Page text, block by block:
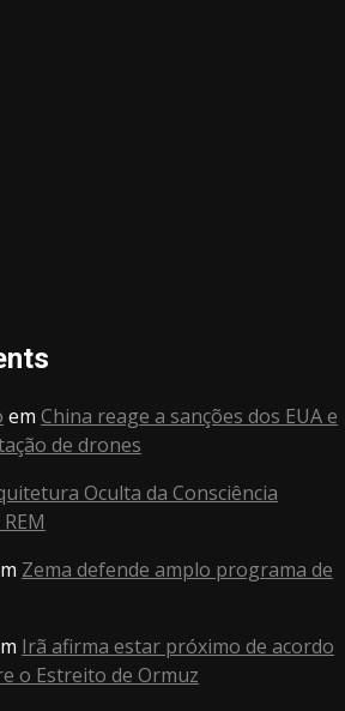
em China reage a sanções dos EUA e
de drones
Oculta da Consciência
Zema defende amplo programa de
Irã afirma estar próximo de acordo
o Estreito de Ormuz